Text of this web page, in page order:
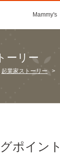
Mammy's
ーリー
起業家ストーリー >
グポイン